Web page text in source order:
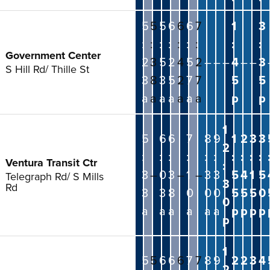
Government Center
S Hill Rd/ Thille St
5
:
2
3
a
5
:
3
8
a
5
:
5
3
a
6
:
2
5
a
6
:
4
2
a
6
:
5
7
a
7
:
2
7
a
–––
1
:
4
5
p
––
3
:
3
5
p
Ventura Transit Ctr
Telegraph Rd/ S Mills
Rd
5
:
3
3
a
–
6
:
0
3
a
6
:
3
8
a
–
7
:
1
0
a
–
8
:
3
0
a
9
:
3
0
a
1
2
:
3
0
p
1
:
5
5
p
2
:
4
5
p
3
:
1
5
p
3
:
5
0
p
:
5566677 89
1
2234